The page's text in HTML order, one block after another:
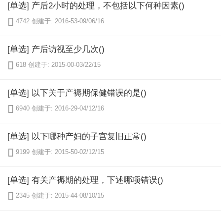
[单选] 产后2小时的处理，不包括以下何种因素()
 4742 创建于: 2016-53-09/06/16
[单选] 产后访视至少几次()
 618 创建于: 2015-00-03/22/15
[单选] 以下关于产褥期保健错误的是()
 6940 创建于: 2016-29-04/12/16
[单选] 以下哪种产妇的子宫复旧正常()
 9199 创建于: 2015-50-02/12/15
[单选] 有关产褥期的处理，下述哪项错误()
 2345 创建于: 2015-44-08/10/15